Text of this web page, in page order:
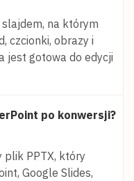
slajdem, na którym
czcionki, obrazy i
jest gotowa do edycji
po konwersji?
plik PPTX, który
Google Slides,